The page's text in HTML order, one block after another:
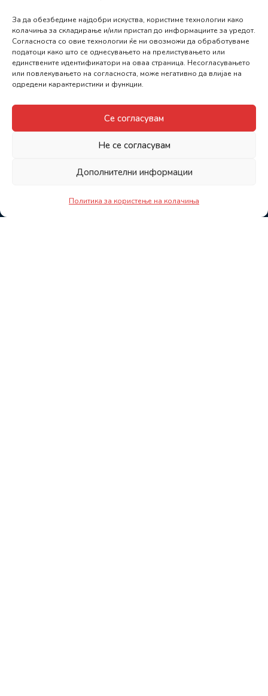
За да обезбедиме најдобри искуства, користиме технологии како
колачиња за складирање и/или пристап до информациите за уредот.
Согласноста со овие технологии ќе ни овозможи да обработуваме
податоци како што се однесувањето на прелистувањето или
единствените идентификатори на оваа страница. Несогласувањето
или повлекувањето на согласноста, може негативно да влијае на
одредени карактеристики и функции.
Се согласувам
Не се согласувам
Дополнителни информации
Политика за користење на колачиња